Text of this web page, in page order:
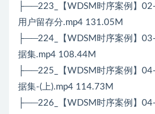
├──223_【WDSM时序案例】
用户留存分.mp4 131.05M
├──224_【WDSM时序案例】
据集.mp4 108.44M
├──225_【WDSM时序案例】
据集-(上).mp4 114.73M
├──226_【WDSM时序案例】